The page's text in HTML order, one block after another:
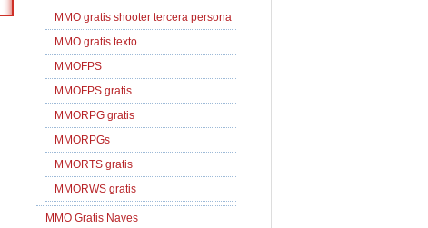
MMO gratis shooter tercera persona
MMO gratis texto
MMOFPS
MMOFPS gratis
MMORPG gratis
MMORPGs
MMORTS gratis
MMORWS gratis
MMO Gratis Naves